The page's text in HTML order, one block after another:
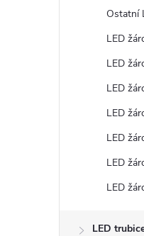
Ostatní
LED
LED
LED
LED
LED
LED
LED
LED